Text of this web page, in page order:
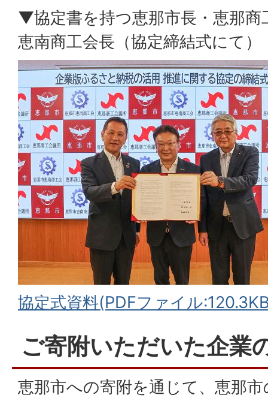
▼協定書を持つ恵那市長・恵那商
恵南商工会長（協定締結式にて）
協定式資料(PDFファイル
ご寄附いただいた企業
恵那市への寄附を通じて、恵那